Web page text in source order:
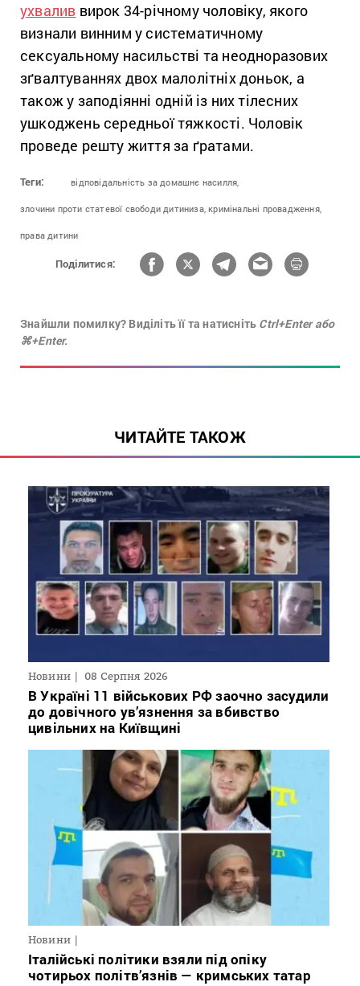
ухвалив вирок 34-річному чоловіку, якого
визнали винним у систематичному
сексуальному насильстві та неодноразових
зґвалтуваннях двох малолітніх доньок, а
також у заподіянні одній із них тілесних
ушкоджень середньої тяжкості. Чоловік
проведе решту життя за ґратами.
Теги: відповідальність за домашнє насилля,
злочини проти статевої свободи дитиниза, кримінальні провадження,
права дитини
Поділитися:
Знайшли помилку? Виділіть її та натисніть Ctrl+Enter або
⌘+Enter.
ЧИТАЙТЕ ТАКОЖ
Новини 08 Серпня 2026
В Україні 11 військових РФ заочно засудили
до довічного ув’язнення за вбивство
цивільних на Київщині
Новини
Італійські політики взяли під опіку
чотирьох політв’язнів — кримських татар